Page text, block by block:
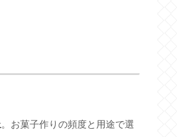
。お菓子作りの頻度と用途で選